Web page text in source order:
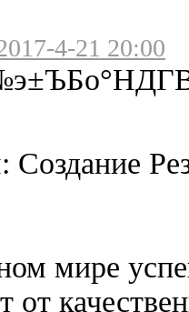
4-21 20:00
мире
от